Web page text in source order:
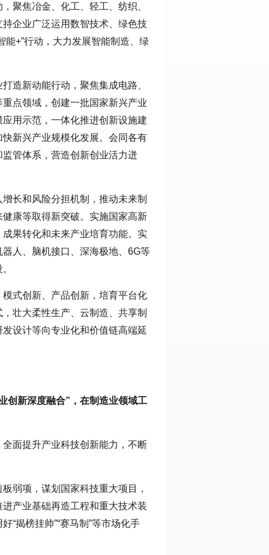
聚焦冶金、化工、轻工、纺织、
企业广泛运用数智技术、绿色技
能+”行动，大力发展智能制造、绿
造新动能行动，聚焦集成电路、
点领域，创建一批国家新兴产业
用示范，一体化推进创新设施建
新兴产业规模化发展。会同各有
管体系，营造创新创业活力迸
长和风险分担机制，推动未来制
康等取得新突破。实施国家高新
果转化和未来产业培育功能。实
人、脑机接口、深海极地、6G等
式创新、产品创新，培育平台化
壮大柔性生产、云制造、共享制
设计等向专业化和价值链高端延
创新深度融合”，在制造业领域工
面提升产业科技创新能力，不断
弱项，谋划国家科技重大项目，
产业基础再造工程和重大技术装
“揭榜挂帅”“赛马制”等市场化手